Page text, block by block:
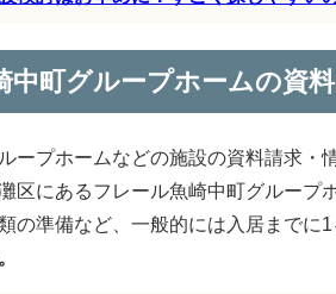
中町グループホームの資
ープホームなどの施設の資料請求
区にあるフレール魚崎中町グルー
の準備など、一般的には入居までに1